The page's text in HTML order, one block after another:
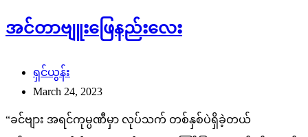
အင်တာဗျူးဖြေနည်းလေး
ရှင်ယွန်း
March 24, 2023
“ခင်ဗျား အရင်ကုမ္ပဏီမှာ လုပ်သက် တစ်နှစ်ပဲရှိခဲ့တယ်